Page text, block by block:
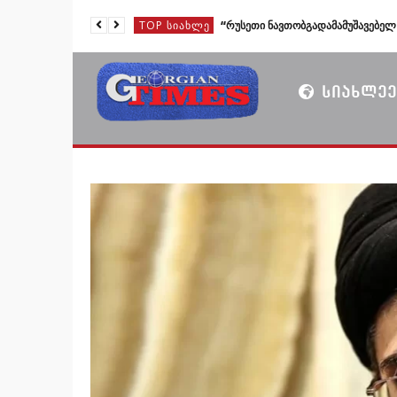
TOP ᲡᲘᲐᲮᲚᲔ
TOP ᲡᲘᲐᲮᲚᲔ
TOP ᲡᲘᲐᲮᲚᲔ
TOP ᲡᲘᲐᲮᲚᲔ